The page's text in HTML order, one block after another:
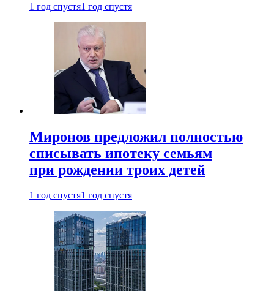
1 год спустя1 год спустя
Миронов предложил полностью
списывать ипотеку семьям
при рождении троих детей
1 год спустя1 год спустя